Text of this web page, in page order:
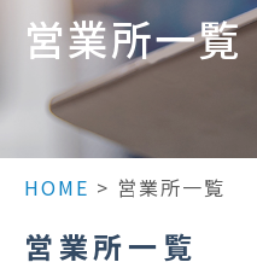
営業所一覧
HOME > 営業所一覧
営業所一覧